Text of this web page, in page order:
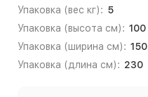
Упаковка (вес кг): 5
Упаковка (высота см): 100
Упаковка (ширина см): 150
Упаковка (длина см): 230